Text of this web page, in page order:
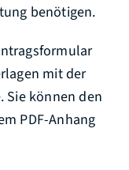
benötigen.
mit der
Sie können den
PDF-Anhang